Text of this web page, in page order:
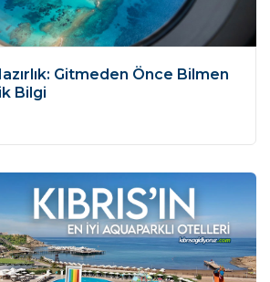
Gitmeden Önce Bilmen
Bilgi